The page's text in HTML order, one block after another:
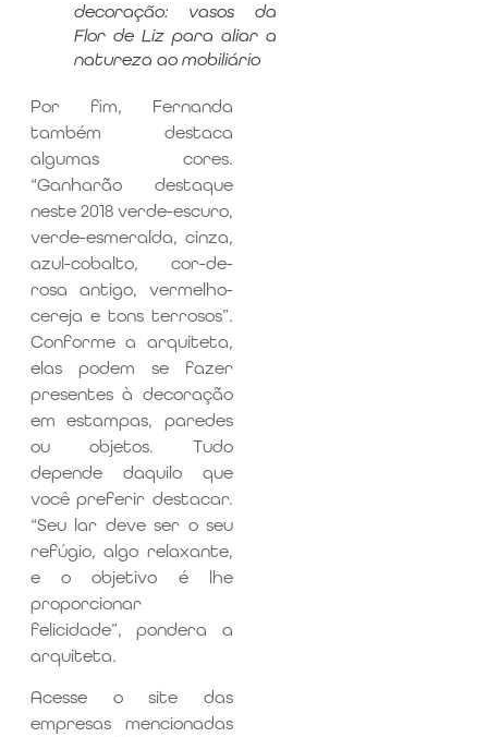
decoração: vasos da
Flor de Liz para aliar a
natureza ao mobiliário
Por fim, Fernanda
também destaca
algumas cores.
“Ganharão destaque
neste 2018 verde-escuro,
verde-esmeralda, cinza,
azul-cobalto, cor-de-
rosa antigo, vermelho-
cereja e tons terrosos”.
Conforme a arquiteta,
elas podem se fazer
presentes à decoração
em estampas, paredes
ou objetos. Tudo
depende daquilo que
você preferir destacar.
“Seu lar deve ser o seu
refúgio, algo relaxante,
e o objetivo é lhe
proporcionar
felicidade”, pondera a
arquiteta.
Acesse o site das
empresas mencionadas